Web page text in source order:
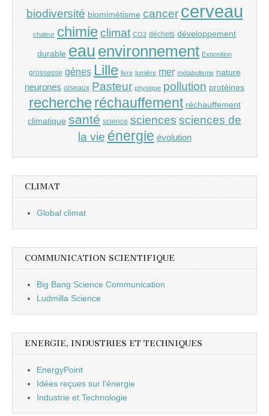
biodiversité biomimétisme cancer cerveau
chaleur chimieclimat CO2 déchets développement
durable eau environnement Exposition
grossesse gènes Lille livre lumière mer métabolisme nature
neurones oiseaux Pasteur physique pollution protéines
recherche réchauffement réchauffement
climatique santé science sciences sciences de
la vie énergie évolution
CLIMAT
Global climat
COMMUNICATION SCIENTIFIQUE
Big Bang Science Communication
Ludmilla Science
ENERGIE, INDUSTRIES ET TECHNIQUES
EnergyPoint
Idées reçues sur l'énergie
Industrie et Technologie